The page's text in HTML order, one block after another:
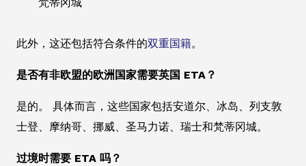
此外，这还包括符合条件的双重国籍。
是否有非欧盟的欧洲国家需要英国 ETA？
是的。 具体而言，这些国家包括安道尔、冰岛、列支敦
士登、摩纳哥、挪威、圣马力诺、瑞士和梵蒂冈城。
过境时需要 ETA 吗？